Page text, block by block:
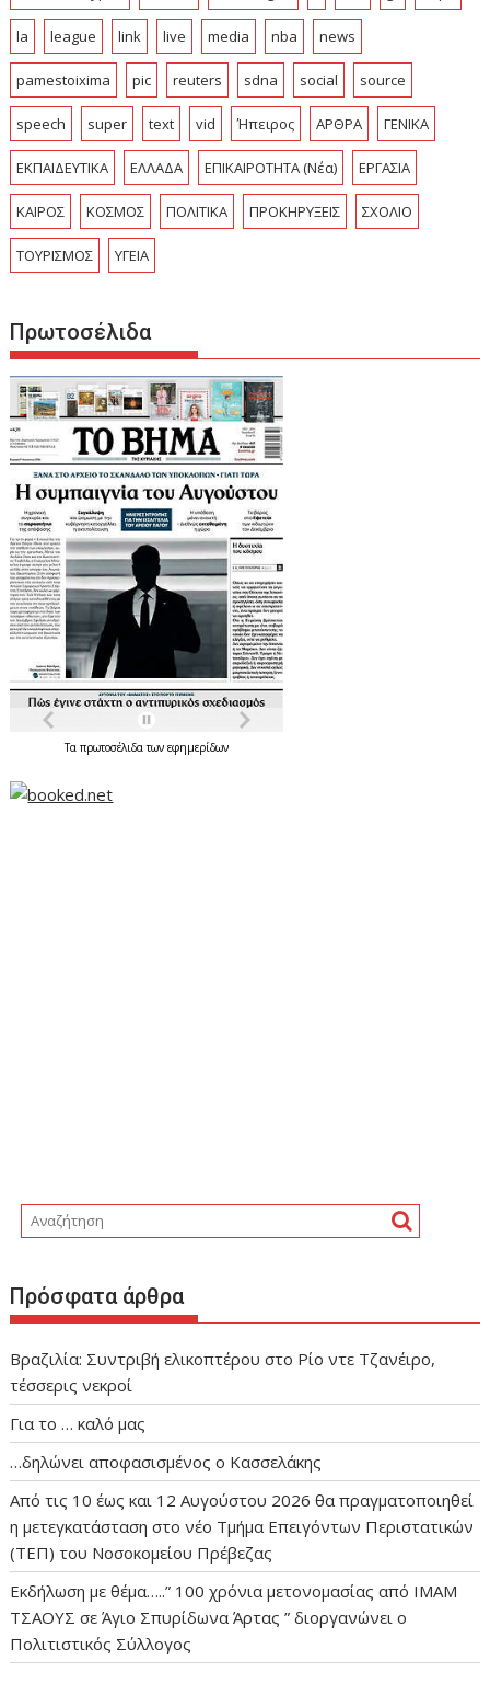
la league link live media nba news
pamestoixima pic reuters sdna social source
speech super text vid Ήπειρος ΑΡΘΡΑ ΓΕΝΙΚΑ
ΕΚΠΑΙΔΕΥΤΙΚΑ ΕΛΛΑΔΑ ΕΠΙΚΑΙΡΟΤΗΤΑ (Νέα) ΕΡΓΑΣΙΑ
ΚΑΙΡΟΣ ΚΟΣΜΟΣ ΠΟΛΙΤΙΚΑ ΠΡΟΚΗΡΥΞΕΙΣ ΣΧΟΛΙΟ
ΤΟΥΡΙΣΜΟΣ ΥΓΕΙΑ
Πρωτοσέλιδα
Ταπρωτοσέλιδατωνεφημερίδων
Πρόσφατα άρθρα
Βραζιλία: Συντριβή ελικοπτέρου στο Ρίο ντε Τζανέιρο,
τέσσερις νεκροί
Για το … καλό μας
…δηλώνει αποφασισμένος ο Κασσελάκης
Από τις 10 έως και 12 Αυγούστου 2026 θα πραγματοποιηθεί
η μετεγκατάσταση στο νέο Τμήμα Επειγόντων Περιστατικών
(ΤΕΠ) του Νοσοκομείου Πρέβεζας
Εκδήλωση με θέμα…..” 100 χρόνια μετονομασίας από ΙΜΑΜ
ΤΣΑΟΥΣ σε Άγιο Σπυρίδωνα Άρτας ” διοργανώνει ο
Πολιτιστικός Σύλλογος